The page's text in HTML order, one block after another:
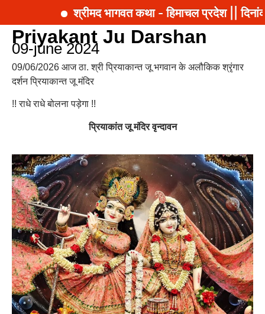
श्रीमद भागवत कथा - हिमाचल प्रदेश ||
Priyakant Ju Darshan
09-june 2024
09/06/2026 आज ठा. श्री प्रियाकान्त जू भगवान के अलौकिक श्रृंगार
दर्शन प्रियाकान्त जू मंदिर
!! राधे राधे बोलना पड़ेगा !!
प्रियाकांत जू मंदिर वृन्दावन